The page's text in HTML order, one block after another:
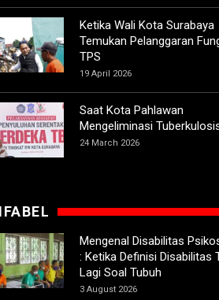
Ketika Wali Kota Surabaya
Temukan Pelanggaran
TPS
19 April 2026
Saat Kota Pahlawan
Mengeliminasi
24 March 2026
Mengenal Disabilitas
: Ketika Definisi Disabilitas
Lagi Soal Tubuh
3 August 2026